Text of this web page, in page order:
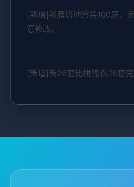
[新增]新雁塔地宫共100层，
意修改。
[新增]新26套比拼锦衣.16套